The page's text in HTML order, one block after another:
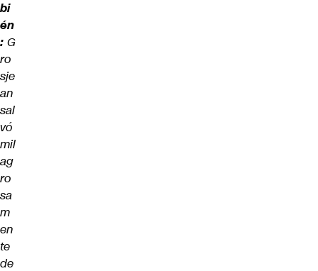
bi
én
: G
ro
sje
an
sal
vó
mil
ag
ro
sa
m
en
te
de